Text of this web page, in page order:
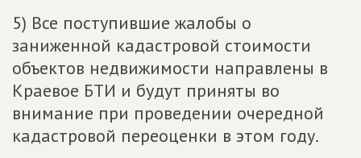
5) Все поступившие жалобы о
заниженной кадастровой стоимости
объектов недвижимости направлены в
Краевое БТИ и будут приняты во
внимание при проведении очередной
кадастровой переоценки в этом году.